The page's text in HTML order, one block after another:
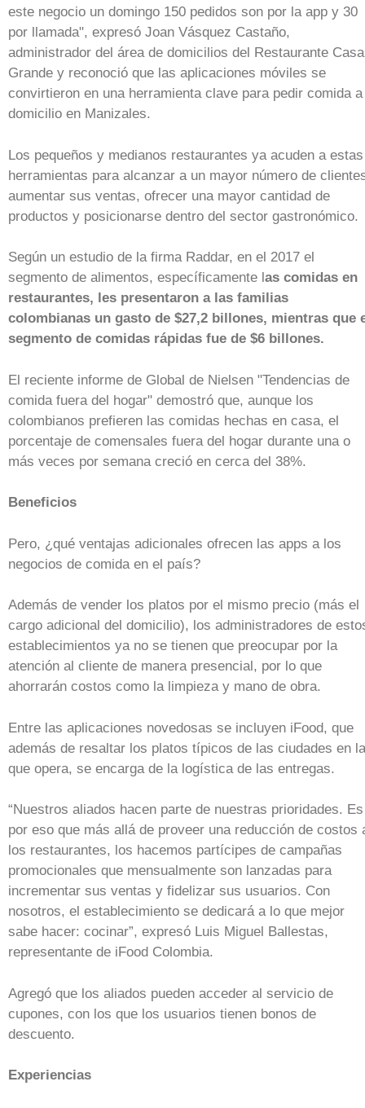
este negocio un domingo 150 pedidos son por la app y 30
por llamada", expresó Joan Vásquez Castaño,
administrador del área de domicilios del Restaurante Casa
Grande y reconoció que las aplicaciones móviles se
convirtieron en una herramienta clave para pedir comida a
domicilio en Manizales.
Los pequeños y medianos restaurantes ya acuden a estas
herramientas para alcanzar a un mayor número de
aumentar sus ventas, ofrecer una mayor cantidad de
productos y posicionarse dentro del sector gastronómico.
Según un estudio de la firma Raddar, en el 2017 el
segmento de alimentos, específicamente las comidas en
restaurantes, les presentaron a las familias
colombianas un gasto de $27,2 billones, mientras que
segmento de comidas rápidas fue de $6 billones.
El reciente informe de Global de Nielsen "Tendencias de
comida fuera del hogar" demostró que, aunque los
colombianos prefieren las comidas hechas en casa, el
porcentaje de comensales fuera del hogar durante una o
más veces por semana creció en cerca del 38%.
Beneficios
Pero, ¿qué ventajas adicionales ofrecen las apps a los
negocios de comida en el país?
Además de vender los platos por el mismo precio (más el
cargo adicional del domicilio), los administradores de
establecimientos ya no se tienen que preocupar por la
atención al cliente de manera presencial, por lo que
ahorrarán costos como la limpieza y mano de obra.
Entre las aplicaciones novedosas se incluyen iFood, que
además de resaltar los platos típicos de las ciudades en
que opera, se encarga de la logística de las entregas.
“Nuestros aliados hacen parte de nuestras prioridades. Es
por eso que más allá de proveer una reducción de costos
los restaurantes, los hacemos partícipes de campañas
promocionales que mensualmente son lanzadas para
incrementar sus ventas y fidelizar sus usuarios. Con
nosotros, el establecimiento se dedicará a lo que mejor
sabe hacer: cocinar”, expresó Luis Miguel Ballestas,
representante de iFood Colombia.
Agregó que los aliados pueden acceder al servicio de
cupones, con los que los usuarios tienen bonos de
descuento.
Experiencias